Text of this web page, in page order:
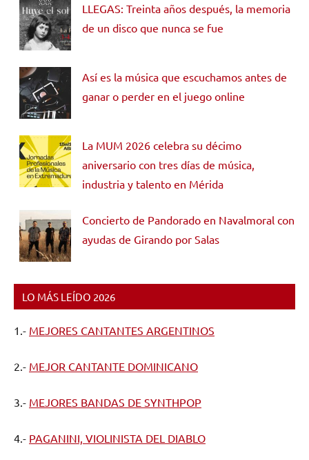
LLEGAS: Treinta años después, la memoria
de un disco que nunca se fue
Así es la música que escuchamos antes de
ganar o perder en el juego online
La MUM 2026 celebra su décimo
aniversario con tres días de música,
industria y talento en Mérida
Concierto de Pandorado en Navalmoral con
ayudas de Girando por Salas
LO MÁS LEÍDO 2026
1.- MEJORES CANTANTES ARGENTINOS
2.- MEJOR CANTANTE DOMINICANO
3.- MEJORES BANDAS DE SYNTHPOP
4.- PAGANINI, VIOLINISTA DEL DIABLO